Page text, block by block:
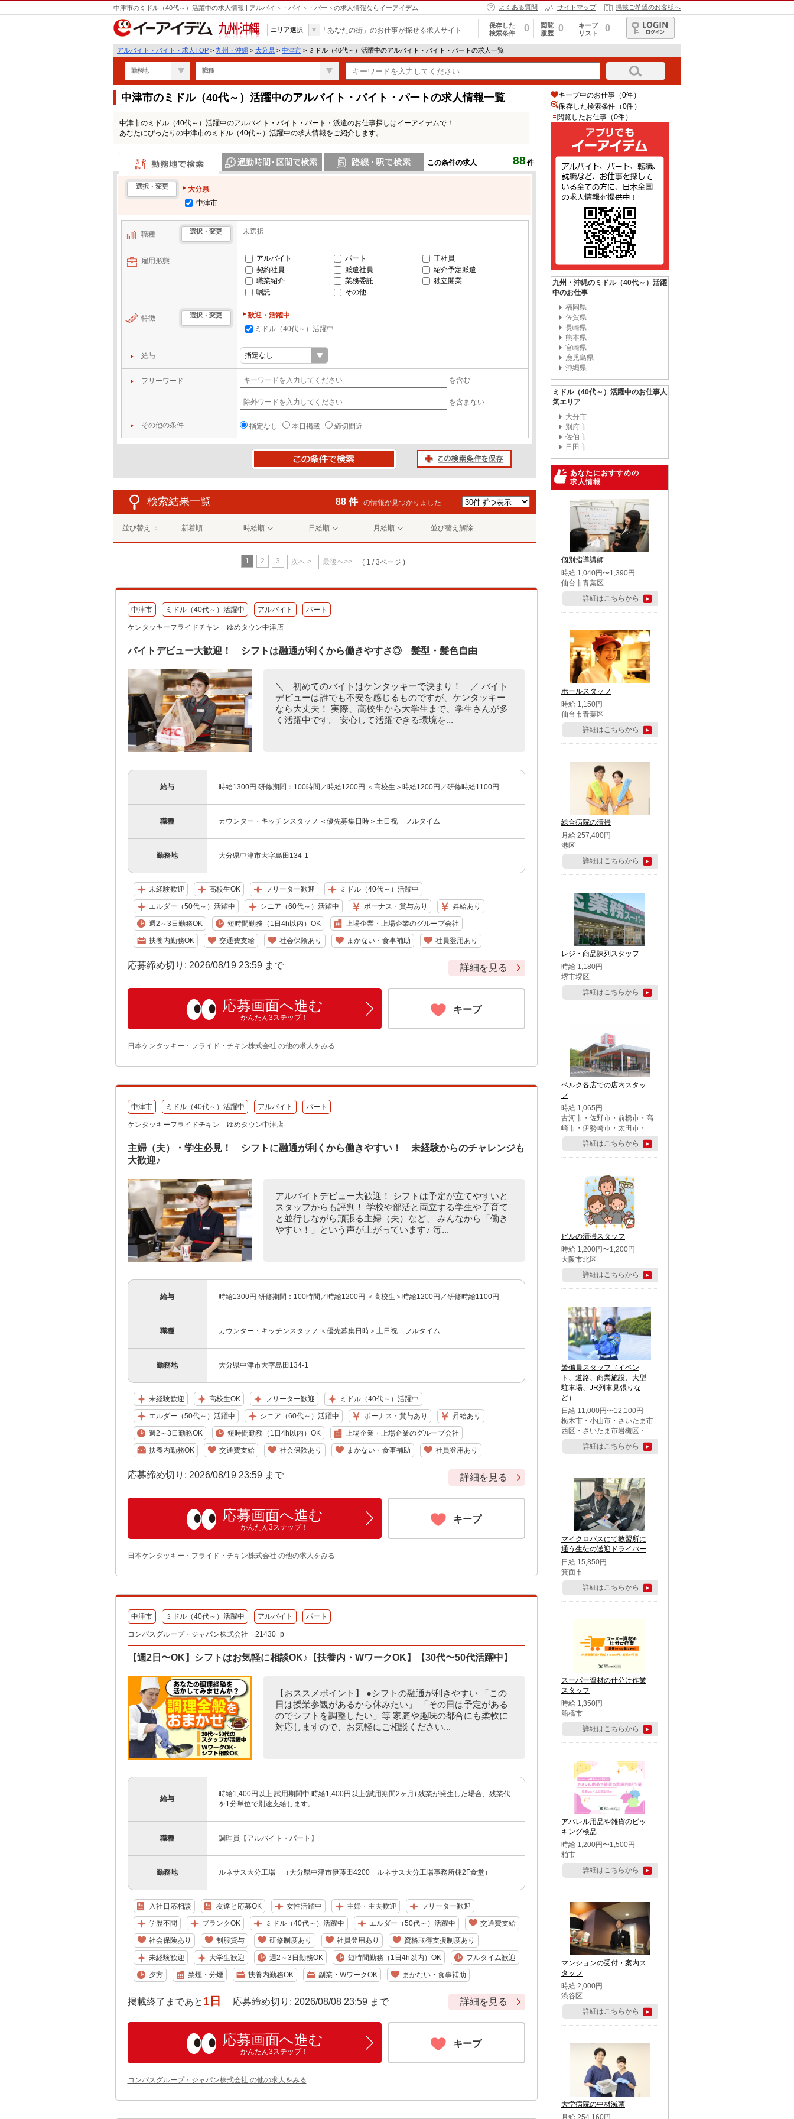
中津市のミドル（40代～）活躍中の求人情報 | アルバイト・バイト・パートの求人情報ならイーアイデム よくある質問 サイトマップ 掲載ご希望のお客様へ
九州・沖縄
エリア選択 「あなたの街」のお仕事が探せる求人サイト
保存した
検索条件
0
閲覧
履歴
0
キープ
リスト
0
ログイン
アルバイト・バイト・求人TOP > 九州・沖縄 > 大分県 > 中津市 > ミドル（40代～）活躍中のアルバイト・バイト・パートの求人一覧
勤務地 職種
中津市のミドル（40代～）活躍中のアルバイト・バイト・パートの求人情報一覧
中津市のミドル（40代～）活躍中のアルバイト・バイト・パート・派遣のお仕事探しはイーアイデムで！
あなたにぴったりの中津市のミドル（40代～）活躍中の求人情報をご紹介します。
この条件の求人 88 件
勤務地で検索
選択・変更
大分県
中津市
職種 選択・変更 未選択
雇用形態 アルバイト パート
正社員
契約社員
派遣社員
紹介予定派遣
職業紹介
業務委託
独立開業
嘱託
その他
特徴 選択・変更
歓迎・活躍中
ミドル（40代～）活躍中
給与
フリーワード を含む
を含まない
その他の条件 指定なし 本日掲載 締切間近
検索結果一覧 88 件 の情報が見つかりました
並び替え ： 新着順 時給順 日給順 月給順 並び替え解除
1 2 3 次へ > 最後へ>> ( 1 / 3ページ )
中津市 ミドル（40代～）活躍中 アルバイト パート
ケンタッキーフライドチキン ゆめタウン中津店
バイトデビュー大歓迎！ シフトは融通が利くから働きやすさ◎ 髪型・髪色自由
＼ 初めてのバイトはケンタッキーで決まり！ ／ バイト
デビューは誰でも不安を感じるものですが、ケンタッキー
なら大丈夫！ 実際、高校生から大学生まで、学生さんが多
く活躍中です。 安心して活躍できる環境を...
給与 時給1300円 研修期間：100時間／時給1200円 ＜高校生＞時給1200円／研修時給1100円
職種 カウンター・キッチンスタッフ ＜優先募集日時＞土日祝 フルタイム
勤務地 大分県中津市大字島田134-1
未経験歓迎 高校生OK フリーター歓迎 ミドル（40代～）活躍中
エルダー（50代～）活躍中 シニア（60代～）活躍中 ボーナス・賞与あり 昇給あり
週2～3日勤務OK 短時間勤務（1日4h以内）OK 上場企業・上場企業のグループ会社
扶養内勤務OK 交通費支給 社会保険あり まかない・食事補助 社員登用あり
応募締め切り: 2026/08/19 23:59 まで 詳細を見る
応募画面へ進む
かんたん3ステップ！
キープ
日本ケンタッキー・フライド・チキン株式会社 の他の求人をみる
中津市 ミドル（40代～）活躍中 アルバイト パート
ケンタッキーフライドチキン ゆめタウン中津店
主婦（夫）・学生必見！ シフトに融通が利くから働きやすい！ 未経験からのチャレンジも
大歓迎♪
アルバイトデビュー大歓迎！ シフトは予定が立てやすいと
スタッフからも評判！ 学校や部活と両立する学生や子育て
と並行しながら頑張る主婦（夫）など、 みんなから「働き
やすい！」という声が上がっています♪ 毎...
給与 時給1300円 研修期間：100時間／時給1200円 ＜高校生＞時給1200円／研修時給1100円
職種 カウンター・キッチンスタッフ ＜優先募集日時＞土日祝 フルタイム
勤務地 大分県中津市大字島田134-1
未経験歓迎 高校生OK フリーター歓迎 ミドル（40代～）活躍中
エルダー（50代～）活躍中 シニア（60代～）活躍中 ボーナス・賞与あり 昇給あり
週2～3日勤務OK 短時間勤務（1日4h以内）OK 上場企業・上場企業のグループ会社
扶養内勤務OK 交通費支給 社会保険あり まかない・食事補助 社員登用あり
応募締め切り: 2026/08/19 23:59 まで 詳細を見る
応募画面へ進む
かんたん3ステップ！
キープ
日本ケンタッキー・フライド・チキン株式会社 の他の求人をみる
中津市 ミドル（40代～）活躍中 アルバイト パート
コンパスグループ・ジャパン株式会社 21430_p
【週2日〜OK】シフトはお気軽に相談OK♪【扶養内・WワークOK】【30代〜50代活躍中】
【おススメポイント】 ●シフトの融通が利きやすい 「この
日は授業参観があるから休みたい」 「その日は予定がある
のでシフトを調整したい」等 家庭や趣味の都合にも柔軟に
対応しますので、お気軽にご相談ください...
給与
時給1,400円以上 試用期間中 時給1,400円以上(試用期間2ヶ月) 残業が発生した場合、残業代
を1分単位で別途支給します。
職種 調理員【アルバイト・パート】
勤務地 ルネサス大分工場 （大分県中津市伊藤田4200 ルネサス大分工場事務所棟2F食堂）
入社日応相談 友達と応募OK 女性活躍中 主婦・主夫歓迎 フリーター歓迎
学歴不問 ブランクOK ミドル（40代～）活躍中 エルダー（50代～）活躍中 交通費支給
社会保険あり 制服貸与 研修制度あり 社員登用あり 資格取得支援制度あり
未経験歓迎 大学生歓迎 週2～3日勤務OK 短時間勤務（1日4h以内）OK フルタイム歓迎
夕方 禁煙・分煙 扶養内勤務OK 副業・WワークOK まかない・食事補助
掲載終了まであと 1日 応募締め切り: 2026/08/08 23:59 まで 詳細を見る
応募画面へ進む
かんたん3ステップ！
キープ
コンパスグループ・ジャパン株式会社 の他の求人をみる
キープ中のお仕事（0件）
保存した検索条件（0件）
閲覧したお仕事（0件）
九州・沖縄のミドル（40代～）活躍
中のお仕事
福岡県
佐賀県
長崎県
熊本県
宮崎県
鹿児島県
沖縄県
ミドル（40代～）活躍中のお仕事人
気エリア
大分市
別府市
佐伯市
日田市
あなたにおすすめの
求人情報
個別指導講師
時給 1,040円〜1,390円
仙台市青葉区
詳細はこちらから
ホールスタッフ
時給 1,150円
仙台市青葉区
詳細はこちらから
総合病院の清掃
月給 257,400円
港区
詳細はこちらから
レジ・商品陳列スタッフ
時給 1,180円
堺市堺区
詳細はこちらから
ベルク各店での店内スタッ
フ
時給 1,065円
古河市・佐野市・前橋市・高
崎市・伊勢崎市・太田市・館
林市・藤岡市・大泉町・さい
たま市北区・川越市・熊谷
市・行田市・秩父市・所沢
市・鶴ケ島市・千葉市中央
区・市川市・松戸市・習志野
市・柏市・流山市・八千代
市・足立区・江戸川区・八王
子市・町田市
詳細はこちらから
ビルの清掃スタッフ
時給 1,200円〜1,200円
大阪市北区
詳細はこちらから
警備員スタッフ（イベン
ト、道路、商業施設、大型
駐車場、JR列車見張りな
ど）
日給 11,000円〜12,100円
栃木市・小山市・さいたま市
西区・さいたま市岩槻区・久
喜市・蓮田市
詳細はこちらから
マイクロバスにて教習所に
通う生徒の送迎ドライバー
日給 15,850円
箕面市
詳細はこちらから
スーパー資材の仕分け作業
スタッフ
時給 1,350円
船橋市
詳細はこちらから
アパレル用品や雑貨のピッ
キング検品
時給 1,200円〜1,500円
柏市
詳細はこちらから
マンションの受付・案内ス
タッフ
時給 2,000円
渋谷区
詳細はこちらから
大学病院の中材滅菌
月給 254,160円